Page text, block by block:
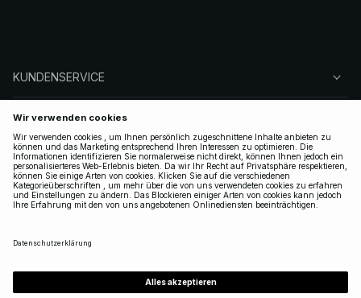
KUNDENSERVICE
ÜBER NA-KD
FOLGEN SIE UNS
LEGAL